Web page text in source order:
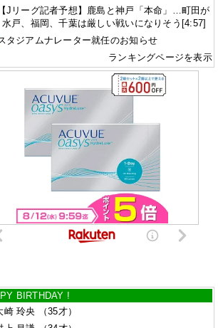
【Jリーグ記者予想】鹿島と神戸「本命」…町田が
戸、福岡、千葉は厳しい戦いになりそう[4:57]
タジアムナレーター就任のお知らせ
ランキングページを表示
BIRTHDAY !
崎 玲央
（35才）